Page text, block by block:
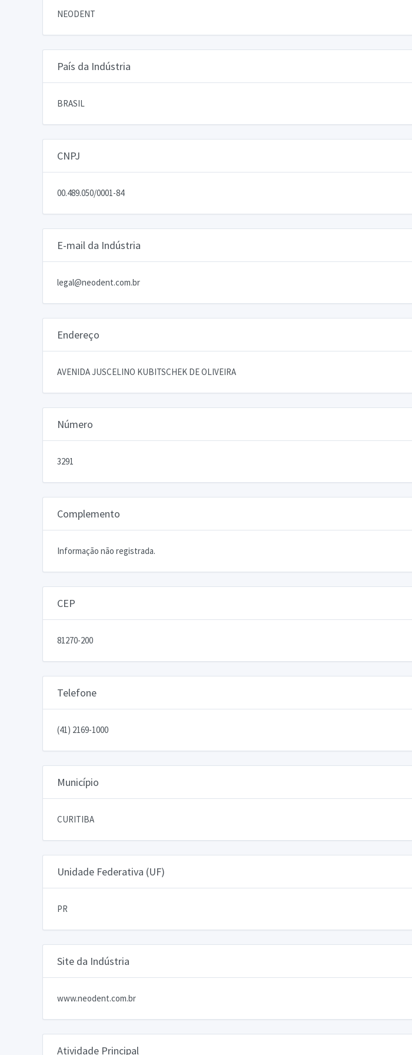
NEODENT
País da Indústria
BRASIL
CNPJ
00.489.050/0001-84
E-mail da Indústria
legal@neodent.com.br
Endereço
AVENIDA JUSCELINO KUBITSCHEK DE OLIVEIRA
Número
3291
Complemento
Informação não registrada.
CEP
81270-200
Telefone
(41) 2169-1000
Município
CURITIBA
Unidade Federativa (UF)
PR
Site da Indústria
www.neodent.com.br
Atividade Principal